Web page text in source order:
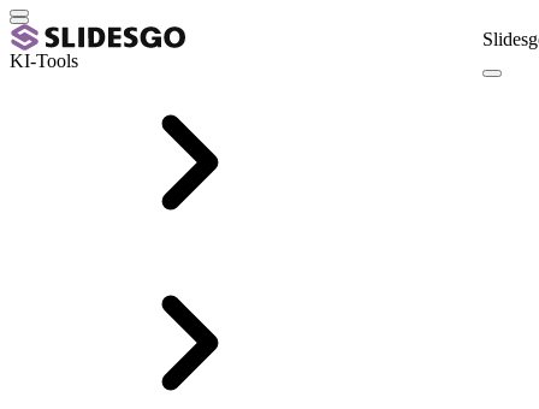
KI-Tools